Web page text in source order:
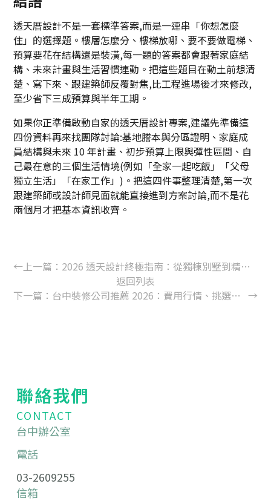
透天厝設計不是一套標準答案,而是一連串「你想怎麼
住」的選擇題。樓層怎麼分、樓梯放哪、要不要做電梯、
預算要花在結構還是裝潢,每一題的答案都會跟著家庭結
構、未來計畫與生活習慣連動。把這些題目在動土前想清
楚、寫下來、跟建築師反覆對焦,比工程進場後才來修改,
至少省下三成預算與半年工期。
如果你正準備啟動自家的透天厝設計專案,建議先準備這
四份資料再來找團隊討論:基地謄本與分區證明、家庭成
員結構與未來 10 年計畫、初步預算上限與彈性區間、自
己最在意的三個生活情境(例如「全家一起吃飯」「父母
獨立生活」「在家工作」)。把這四件事整理清楚,第一次
跟建築師或設計師見面就能直接進到方案討論,而不是花
兩個月才把基本資訊收齊。
← 上一篇： 2026 透天設計終極指南：從獨棟別墅到精緻透天，打造未來感的理想生活
返回列表
下一篇： 台中裝修公司推薦 2026：費用行情、挑選重點與合約檢查全攻略 →
聯絡我們
CONTACT
台中辦公室
電話
03-2609255
信箱